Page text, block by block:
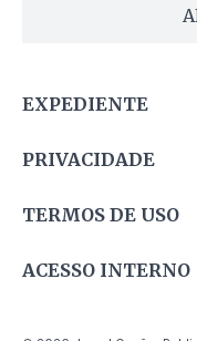
EXPEDIENTE
PRIVACIDADE
TERMOS DE USO
ACESSO INTERNO